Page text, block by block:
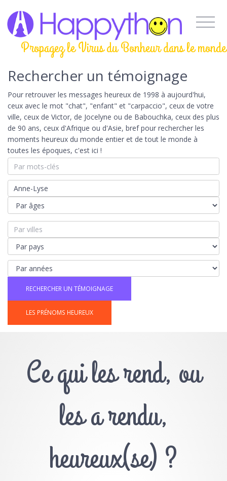
Propagez le Virus du Bonheur dans le monde
Rechercher un témoignage
Pour retrouver les messages heureux de 1998 à aujourd'hui,
ceux avec le mot "chat", "enfant" et "carpaccio", ceux de votre
ville, ceux de Victor, de Jocelyne ou de Babouchka, ceux des plus
de 90 ans, ceux d'Afrique ou d'Asie, bref pour rechercher les
moments heureux du monde entier et de tout le monde à
toutes les époques, c'est ici !
LES PRÉNOMS HEUREUX
Ce qui les rend, ou
les a rendu,
heureux(se) ?